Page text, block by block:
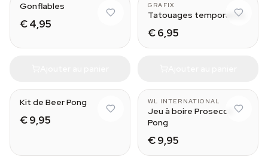
Gonflables
€ 4,95
GRAFIX
Tatouages temporaires
€ 6,95
Kit de Beer Pong
€ 9,95
WL INTERNATIONAL
Jeu à boire Prosecco
Pong
€ 9,95